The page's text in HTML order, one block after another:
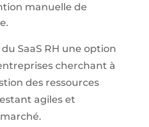
manuelle de
SaaS RH une option
cherchant à
des ressources
agiles et